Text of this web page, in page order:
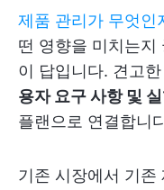
제품 관리가 무엇인
떤 영향을 미치는지
이 답입니다. 견고
용자 요구 사항 및
플랜으로 연결합니
기존 시장에서 기존